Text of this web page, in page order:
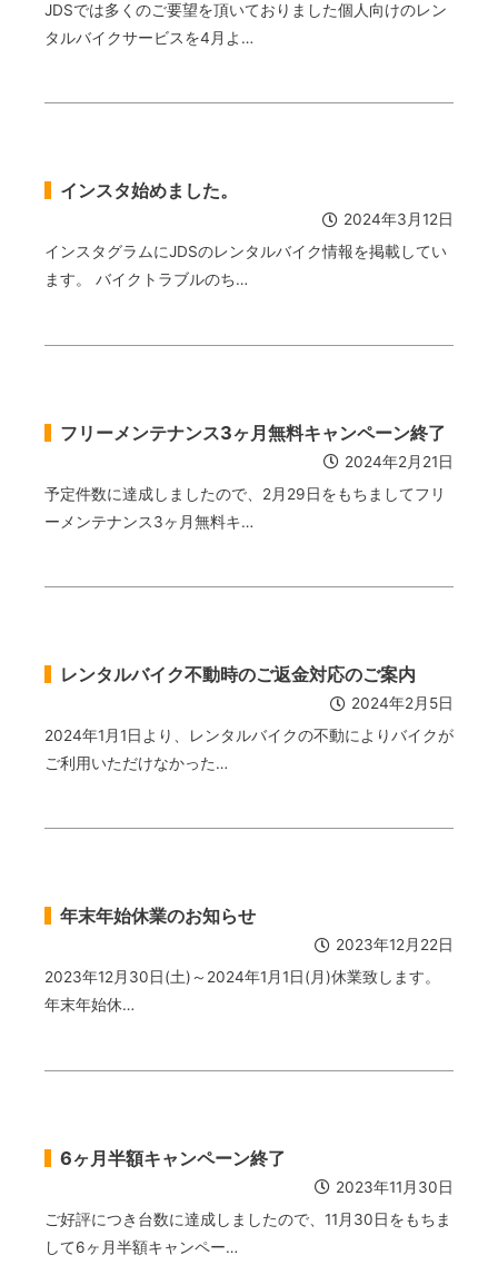
JDSでは多くのご要望を頂いておりました個人向けのレン
タルバイクサービスを4月よ…
インスタ始めました。
2024年3月12日
インスタグラムにJDSのレンタルバイク情報を掲載してい
ます。 バイクトラブルのち…
フリーメンテナンス3ヶ月無料キャンペーン終了
2024年2月21日
予定件数に達成しましたので、2月29日をもちましてフリ
ーメンテナンス3ヶ月無料キ…
レンタルバイク不動時のご返金対応のご案内
2024年2月5日
2024年1月1日より、レンタルバイクの不動によりバイクが
ご利用いただけなかった…
年末年始休業のお知らせ
2023年12月22日
2023年12月30日(土)～2024年1月1日(月)休業致します。
年末年始休…
6ヶ月半額キャンペーン終了
2023年11月30日
ご好評につき台数に達成しましたので、11月30日をもちま
して6ヶ月半額キャンペー…